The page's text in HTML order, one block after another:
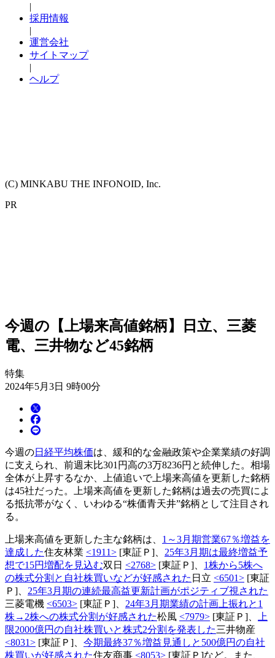
|
採用情報
|
運営会社
サイトマップ
|
ヘルプ
(C) MINKABU THE INFONOID, Inc.
PR
今週の【上場来高値銘柄】日立、三菱
電、三井物など45銘柄
特集
2024年5月3日 9時00分
今週の日経平均株価は、緩和的な金融政策や企業業績の好調
に支えられ、前週末比301円高の3万8236円と続伸した。相場
全体が上昇するなか、上値追いで上場来高値を更新した銘柄
は45社だった。上場来高値を更新した銘柄は過去の売買によ
る抵抗帯がなく、いわゆる“株価青天井”銘柄として注目され
る。
上場来高値を更新した主な銘柄は、 1～3月期営業67％増益を
達成した住友林業 <1911> [東証Ｐ]、 25年3月期は最終増益予
想で15円増配を見込む双日 <2768> [東証Ｐ]、 1株から5株へ
の株式分割と自社株買いなどが好感された 日立 <6501> [東証
Ｐ]、 25年3月期の連続最高益更新計画がポジティブ視された
三菱電機 <6503> [東証Ｐ]、 24年3月期業績の計画上振れと1
株→2株への株式分割が好感された松風 <7979> [東証Ｐ]、
上
限2000億円の自社株買いと株式2分割を発表した三井物産
<8031> [東証Ｐ]、 今期最終37％増益見通しと500億円の自社
株買いが好感された住友商事 <8053> [東証Ｐ]など。また、